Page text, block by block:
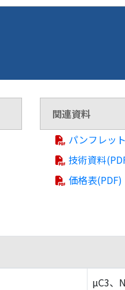
関連資料
パンフレッ
技術資料
価格表(PDF)
µC3、